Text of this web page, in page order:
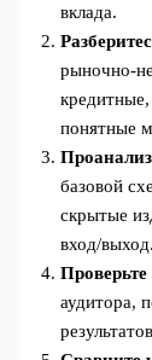
вклада.
понятные
базовой
скрытые
вход/выход.
Проверьте
аудитора,